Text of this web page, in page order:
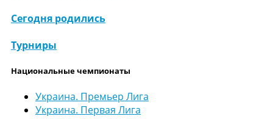
Сегодня родились
Турниры
Национальные чемпионаты
Украина. Премьер Лига
Украина. Первая Лига